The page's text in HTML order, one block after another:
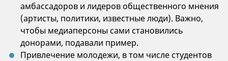
амбассадоров и лидеров общественного мнения
(артисты, политики, известные люди). Важно,
чтобы медиаперсоны сами становились
донорами, подавали пример.
Привлечение молодежи, в том числе студентов